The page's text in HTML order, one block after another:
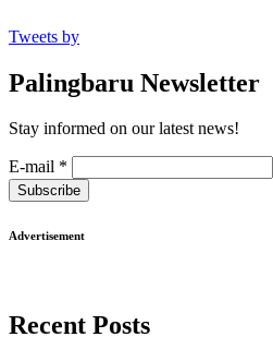
Tweets by
Palingbaru Newsletter
Stay informed on our latest news!
E-mail *
Subscribe
Advertisement
Recent Posts